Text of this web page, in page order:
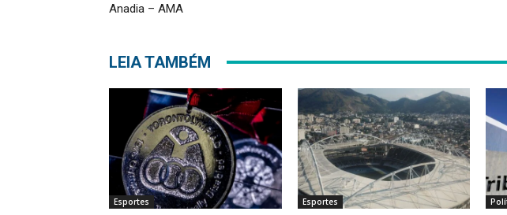
Anadia – AMA
LEIA TAMBÉM
Esportes Esportes